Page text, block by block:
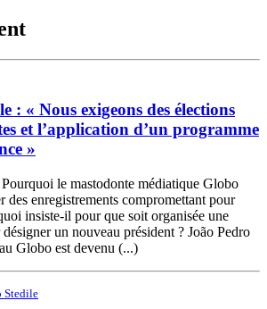
: « Nous exigeons des élections
et l’application d’un programme
»
le mastodonte médiatique Globo
des enregistrements compromettant pour
insiste-il pour que soit organisée une
un nouveau président ? João Pedro
Globo est devenu (...)
Stedile